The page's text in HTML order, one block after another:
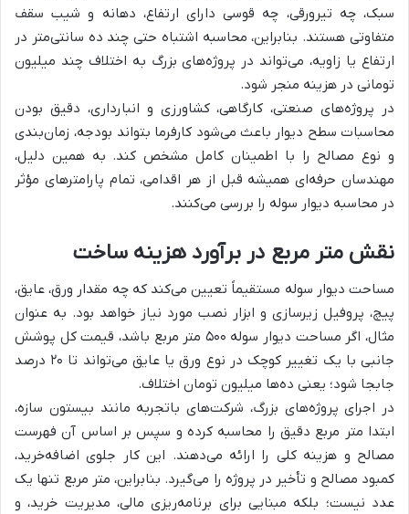
سبک، چه تیرورقی، چه قوسی دارای ارتفاع، دهانه و شیب سقف
متفاوتی هستند. بنابراین، محاسبه اشتباه حتی چند ده سانتی‌متر در
ارتفاع یا زاویه، می‌تواند در پروژه‌های بزرگ به اختلاف چند میلیون
تومانی در هزینه منجر شود.
در پروژه‌های صنعتی، کارگاهی، کشاورزی و انبارداری، دقیق بودن
محاسبات سطح دیوار باعث می‌شود کارفرما بتواند بودجه، زمان‌بندی
و نوع مصالح را با اطمینان کامل مشخص کند. به همین دلیل،
مهندسان حرفه‌ای همیشه قبل از هر اقدامی، تمام پارامترهای مؤثر
در محاسبه دیوار سوله را بررسی می‌کنند.
نقش متر مربع در برآورد هزینه ساخت
مساحت دیوار سوله مستقیماً تعیین می‌کند که چه مقدار ورق، عایق،
پیچ، پروفیل زیرسازی و ابزار نصب مورد نیاز خواهد بود. به عنوان
مثال، اگر مساحت دیوار سوله ۵۰۰ متر مربع باشد، قیمت کل پوشش
جانبی با یک تغییر کوچک در نوع ورق یا عایق می‌تواند تا ۲۰ درصد
جابجا شود؛ یعنی ده‌ها میلیون تومان اختلاف.
در اجرای پروژه‌های بزرگ، شرکت‌های باتجربه مانند بیستون سازه،
ابتدا متر مربع دقیق را محاسبه کرده و سپس بر اساس آن فهرست
مصالح و هزینه کلی را ارائه می‌دهند. این کار جلوی اضافه‌خرید،
کمبود مصالح و تأخیر در پروژه را می‌گیرد. بنابراین، متر مربع تنها یک
عدد نیست؛ بلکه مبنایی برای برنامه‌ریزی مالی، مدیریت خرید، و